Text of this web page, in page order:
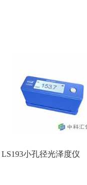
LS193小孔径光泽度仪